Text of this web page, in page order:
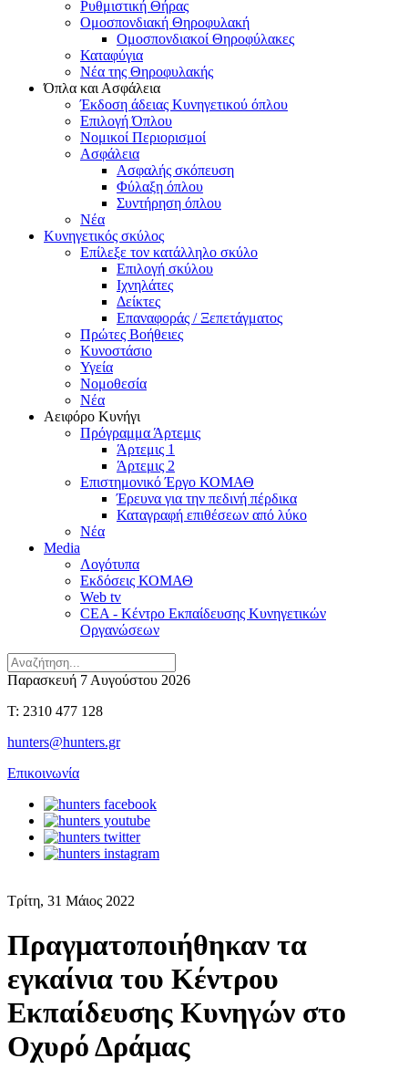
Ρυθμιστική Θήρας
Ομοσπονδιακή Θηροφυλακή
Oμοσπονδιακοί Θηροφύλακες
Καταφύγια
Νέα της Θηροφυλακής
Όπλα και Ασφάλεια
Έκδοση άδειας Κυνηγετικού όπλου
Επιλογή Όπλου
Νομικοί Περιορισμοί
Ασφάλεια
Ασφαλής σκόπευση
Φύλαξη όπλου
Συντήρηση όπλου
Νέα
Κυνηγετικός σκύλος
Επίλεξε τον κατάλληλο σκύλο
Επιλογή σκύλου
Ιχνηλάτες
Δείκτες
Επαναφοράς / Ξεπετάγματος
Πρώτες Βοήθειες
Κυνοστάσιο
Υγεία
Νομοθεσία
Νέα
Αειφόρο Κυνήγι
Πρόγραμμα Άρτεμις
Άρτεμις 1
Άρτεμις 2
Επιστημονικό Έργο ΚΟΜΑΘ
Έρευνα για την πεδινή πέρδικα
Καταγραφή επιθέσεων από λύκο
Νέα
Media
Λογότυπα
Εκδόσεις ΚΟΜΑΘ
Web tv
CEA - Κέντρο Εκπαίδευσης Κυνηγετικών
Οργανώσεων
Παρασκευή 7 Αυγούστου 2026
T: 2310 477 128
hunters@hunters.gr
Επικοινωνία
Τρίτη, 31 Μάιος 2022
Πραγματοποιήθηκαν τα
εγκαίνια του Κέντρου
Εκπαίδευσης Κυνηγών στο
Οχυρό Δράμας